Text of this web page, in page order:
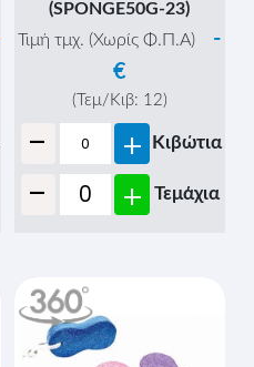
(SPONGE50G-23)
Τιμή τμχ. (Χωρίς Φ.Π.Α)
-
€
(Τεμ/Κιβ: 12)
- + Κιβώτια
- + Τεμάχια